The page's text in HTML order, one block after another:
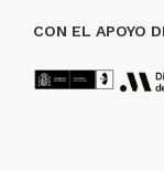
CON EL APOYO